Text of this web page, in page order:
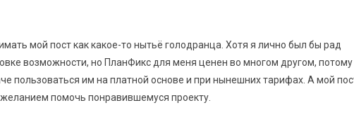
мой пост как какое-то нытьё голодранца. Хотя я лично был бы рад
возможности, но ПланФикс для меня ценен во многом другом, потому
пользоваться им на платной основе и при нынешних тарифах. А мой
помочь понравившемуся проекту.